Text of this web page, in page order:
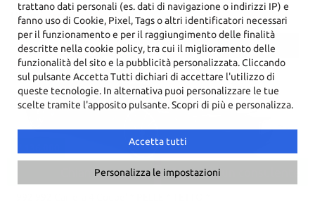
Chiama Contatta un consulente
Ultimi arrivi
trattano dati personali (es. dati di navigazione o indirizzi IP) e
fanno uso di Cookie, Pixel, Tags o altri identificatori necessari
per il funzionamento e per il raggiungimento delle finalità
descritte nella cookie policy, tra cui il miglioramento delle
funzionalità del sito e la pubblicità personalizzata. Cliccando
sul pulsante Accetta Tutti dichiari di accettare l'utilizzo di
queste tecnologie. In alternativa puoi personalizzare le tue
scelte tramite l'apposito pulsante. Scopri di più e personalizza.
Accetta tutti
Personalizza le impostazioni